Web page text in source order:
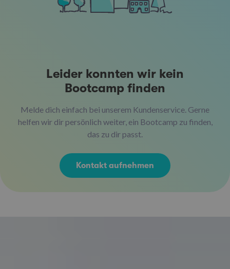
Leider konnten wir kein
Bootcamp finden
Melde dich einfach bei unserem Kundenservice. Gerne
helfen wir dir persönlich weiter, ein Bootcamp zu finden,
das zu dir passt.
Kontakt aufnehmen